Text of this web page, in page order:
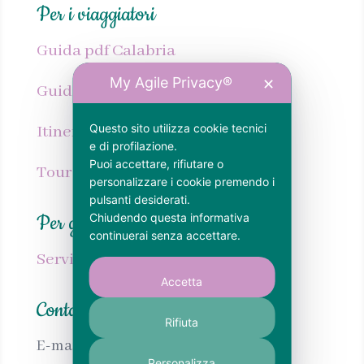
Per i viaggiatori
Guida pdf Calabria
Guida cartacea Calabria
Itinerari Calabria
Tour personalizzato Calabria
Per gli host
Servizi SEO per strutture ricettive
Contatti
E-mail: info@calabrianellanima.com
My Agile Privacy® ✕
Questo sito utilizza cookie tecnici
e di profilazione.
Puoi accettare, rifiutare o
personalizzare i cookie premendo i
pulsanti desiderati.
Chiudendo questa informativa
continuerai senza accettare.
Accetta
Rifiuta